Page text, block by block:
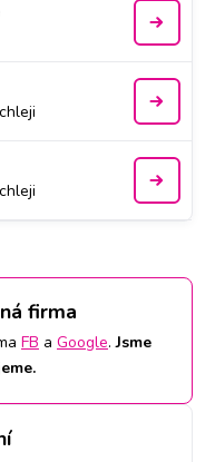
firma
FB a Google.Jsme